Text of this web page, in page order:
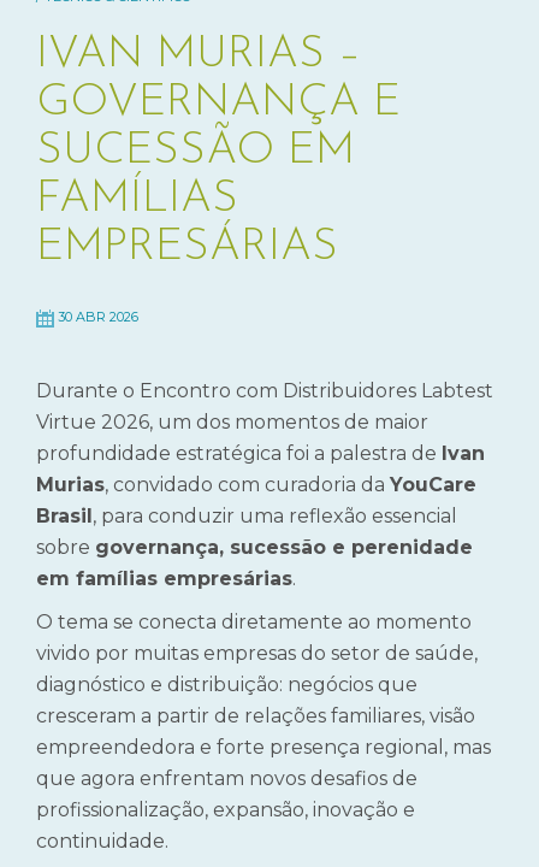
IVAN MURIAS –
GOVERNANÇA E
SUCESSÃO EM
FAMÍLIAS
EMPRESÁRIAS
30 ABR 2026
Durante o Encontro com Distribuidores Labtest
Virtue 2026, um dos momentos de maior
profundidade estratégica foi a palestra de Ivan
Murias, convidado com curadoria da YouCare
Brasil, para conduzir uma reflexão essencial
sobre governança, sucessão e perenidade
em famílias empresárias.
O tema se conecta diretamente ao momento
vivido por muitas empresas do setor de saúde,
diagnóstico e distribuição: negócios que
cresceram a partir de relações familiares, visão
empreendedora e forte presença regional, mas
que agora enfrentam novos desafios de
profissionalização, expansão, inovação e
continuidade.